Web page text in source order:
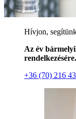
Hívjon,
Az év
rendelkezésére.
+36 (70) 216